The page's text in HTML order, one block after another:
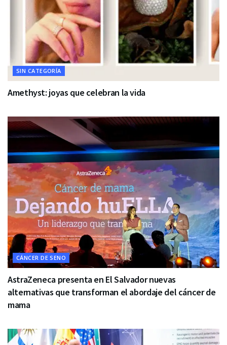
SIN CATEGORÍA
Amethyst: joyas que celebran la vida
CÁNCER DE SENO
AstraZeneca presenta en El Salvador nuevas
alternativas que transforman el abordaje del cáncer de
mama